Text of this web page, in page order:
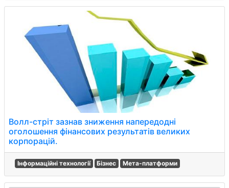
Волл-стріт зазнав зниження напередодні
оголошення фінансових результатів великих
корпорацій.
Інформаційні технології Бізнес Мета-платформи